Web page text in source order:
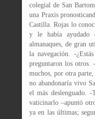
colegial de San
una Praxis
Castilla. Rojas lo
y le había ayudado
almanaques, de gran
la navegación. -
preguntaron los otros.
muchos, por otra
no abandonaría vivo
el más deslenguado.
vaticinarlo –apuntó
ya en las últimas;